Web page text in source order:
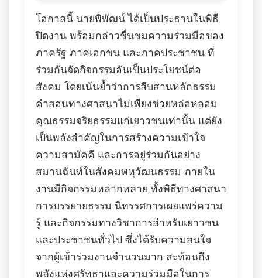
โอกาสนี้ นายพิพัฒน์ ได้เป็นประธานในพิธี
ปิดงาน พร้อมกล่าวชื่นชมความร่วมมือของ
ภาครัฐ ภาคเอกชน และภาคประชาชน ที่
ร่วมกันจัดกิจกรรมอันเป็นประโยชน์ต่อ
สังคม โดยเน้นย้ำว่าการสืบสานหลักธรรม
คำสอนทางศาสนาไม่เพียงช่วยหล่อหลอม
คุณธรรมจริยธรรมแก่เยาวชนเท่านั้น แต่ยัง
เป็นพลังสำคัญในการสร้างความเข้าใจ
ความสามัคคี และการอยู่ร่วมกันอย่าง
สมานฉันท์ในสังคมพหุวัฒนธรรม ภายใน
งานมีกิจกรรมหลากหลาย ทั้งพิธีทางศาสนา
การบรรยายธรรม นิทรรศการเผยแพร่ความ
รู้ และกิจกรรมทางวิชาการสำหรับเยาวชน
และประชาชนทั่วไป ซึ่งได้รับความสนใจ
จากผู้เข้าร่วมงานจำนวนมาก สะท้อนถึง
พลังแห่งศรัทธาและความร่วมมือในการ